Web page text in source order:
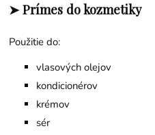
➤ Prímes do kozmetiky
Použitie do:
vlasových olejov
kondicionérov
krémov
sér